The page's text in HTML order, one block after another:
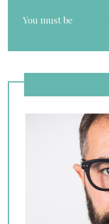
You must be